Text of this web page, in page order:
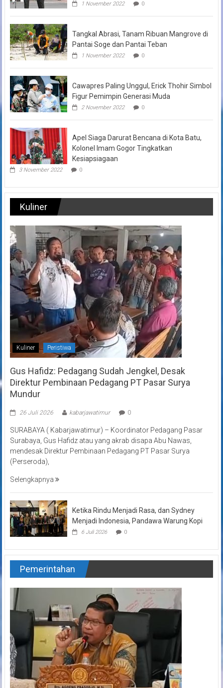
1 November 2022 0
Tangkal Abrasi, Tanam Ribuan Mangrove di
Pantai Soge dan Pantai Teban
1 November 2022 0
Cawapres Paling Unggul, Erick Thohir Simbol
Figur Pemimpin Generasi Muda
2 November 2022 0
Apel Siaga Darurat Bencana di Kota Batu,
Kolonel Imam Gogor Tingkatkan
Kesiapsiagaan
3 November 2022 0
Kuliner
Kuliner Peristiwa
Gus Hafidz: Pedagang Sudah Jengkel, Desak
Direktur Pembinaan Pedagang PT Pasar Surya
Mundur
26 Juli 2026 kabarjawatimur 0
SURABAYA ( Kabarjawatimur) – Koordinator Pedagang Pasar
Surabaya, Gus Hafidz atau yang akrab disapa Abu Nawas,
mendesak Direktur Pembinaan Pedagang PT Pasar Surya
(Perseroda),
Selengkapnya
Ketika Rindu Menjadi Rasa, dan Sydney
Menjadi Indonesia, Pandawa Warung Kopi
6 Juli 2026 0
Pemerintahan